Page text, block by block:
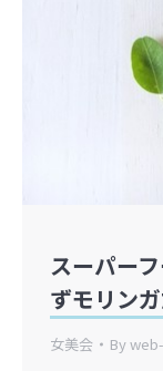
スーパー
ずモリン
女美会 By